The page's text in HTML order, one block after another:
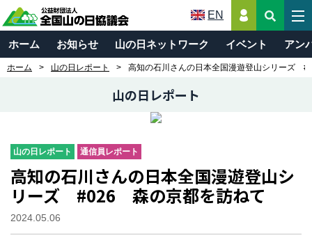
EN
ホーム お知らせ 山の日ネットワーク イベント アン
ホーム 山の日レポート 高知の石川さんの日本全国漫遊登山シリーズ
山の日レポート
山の日レポート 通信員レポート
高知の石川さんの日本全国漫遊登山シ
リーズ #026 森の京都を訪ねて
2024.05.06